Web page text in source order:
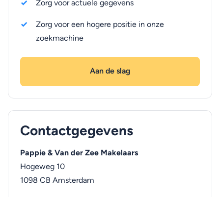
Zorg voor actuele gegevens
Zorg voor een hogere positie in onze
zoekmachine
Aan de slag
Contactgegevens
Pappie & Van der Zee Makelaars
Hogeweg 10
1098 CB Amsterdam